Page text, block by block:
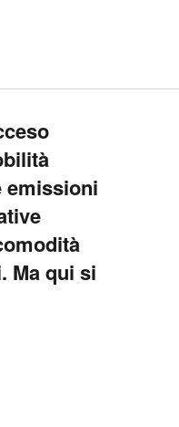
emissioni
Ma qui si